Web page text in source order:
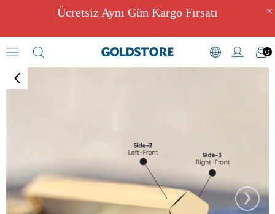
Ücretsiz Aynı Gün Kargo Fırsatı
0
İsimli Kolyeler
›